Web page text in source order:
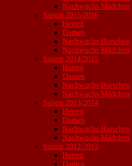
Nachwuchs Mädchen
Saison 2015/2016
Herren
Damen
Nachwuchs Burschen
Nachwuchs Mädchen
Saison 2014/2015
Herren
Damen
Nachwuchs Burschen
Nachwuchs Mädchen
Saison 2013/2014
Herren
Damen
Nachwuchs Burschen
Nachwuchs Mädchen
Saison 2012/2013
Herren
Damen